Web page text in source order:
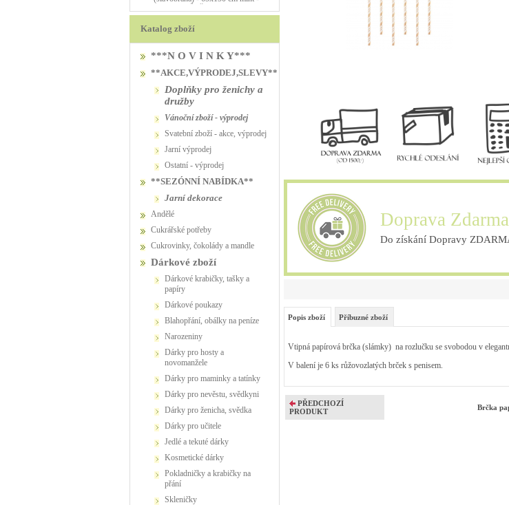
PŮJČOVNA
PŮJČOVNA
Katalog zboží
***N O V I N K Y***
**AKCE,VÝPRODEJ,SLEVY**
Doplňky pro ženichy a
družby
vánoční zboží - výprodej
svatební zboží - akce, výprodej
jarní výprodej
ostatní - výprodej
**SEZÓNNÍ NABÍDKA**
jarní dekorace
Andělé
Cukrářské potřeby
Cukrovinky, čokolády a mandle
Dárkové zboží
Dárkové krabičky, tašky a
papíry
Dárkové poukazy
Blahopřání, obálky na peníze
Narozeniny
Dárky pro hosty a
novomanžele
Dárky pro maminky a tatínky
Dárky pro nevěstu, svědkyni
Dárky pro ženicha, svědka
Dárky pro učitele
Jedlé a tekuté dárky
Kosmetické dárky
Pokladničky a krabičky na
přání
Skleničky
Doprava Zdarma
Do získání Dopravy
Popis zboží Příbuzné zboží
Vtipná papírová brčka (slámky) na rozlučku se svobodou v
V balení je 6 ks růžovozlatých brček s penisem.
PŘEDCHOZÍ
PRODUKT
Brčka